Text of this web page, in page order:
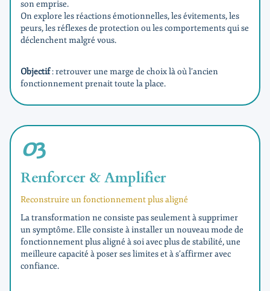
son emprise.
On explore les réactions émotionnelles, les évitements, les
peurs, les réflexes de protection ou les comportements qui se
déclenchent malgré vous.
Objectif: retrouver une marge de choix là où l’ancien
fonctionnement prenait toute la place.
03
Renforcer & Amplifier
Reconstruire un fonctionnement plus aligné
La transformation ne consiste pas seulement à supprimer
un symptôme. Elle consiste à installer un nouveau mode de
fonctionnement plus aligné à soi avec plus de stabilité, une
meilleure capacité à poser ses limites et à s’affirmer avec
confiance.